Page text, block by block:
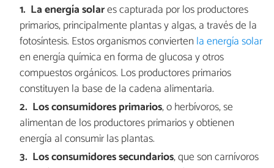
La energía solares capturada por los productores
primarios, principalmente plantas y algas, a través de la
fotosíntesis. Estos organismos convierten la energía solar
en energía química en forma de glucosa y otros
compuestos orgánicos. Los productores primarios
constituyen la base de la cadena alimentaria.
Los consumidores primarios, o herbívoros, se
alimentan de los productores primarios y obtienen
energía al consumir las plantas.
Los consumidores secundarios, que son carnívoros